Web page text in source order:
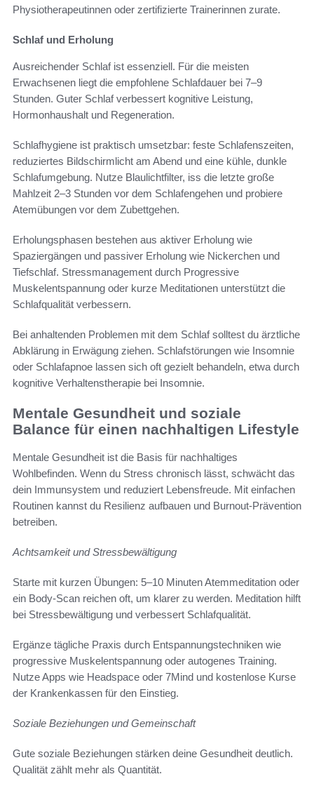
Physiotherapeutinnen oder zertifizierte Trainerinnen zurate.
Schlaf und Erholung
Ausreichender Schlaf ist essenziell. Für die meisten
Erwachsenen liegt die empfohlene Schlafdauer bei 7–9
Stunden. Guter Schlaf verbessert kognitive Leistung,
Hormonhaushalt und Regeneration.
Schlafhygiene ist praktisch umsetzbar: feste Schlafenszeiten,
reduziertes Bildschirmlicht am Abend und eine kühle, dunkle
Schlafumgebung. Nutze Blaulichtfilter, iss die letzte große
Mahlzeit 2–3 Stunden vor dem Schlafengehen und probiere
Atemübungen vor dem Zubettgehen.
Erholungsphasen bestehen aus aktiver Erholung wie
Spaziergängen und passiver Erholung wie Nickerchen und
Tiefschlaf. Stressmanagement durch Progressive
Muskelentspannung oder kurze Meditationen unterstützt die
Schlafqualität verbessern.
Bei anhaltenden Problemen mit dem Schlaf solltest du ärztliche
Abklärung in Erwägung ziehen. Schlafstörungen wie Insomnie
oder Schlafapnoe lassen sich oft gezielt behandeln, etwa durch
kognitive Verhaltenstherapie bei Insomnie.
Mentale Gesundheit und soziale
Balance für einen nachhaltigen Lifestyle
Mentale Gesundheit ist die Basis für nachhaltiges
Wohlbefinden. Wenn du Stress chronisch lässt, schwächt das
dein Immunsystem und reduziert Lebensfreude. Mit einfachen
Routinen kannst du Resilienz aufbauen und Burnout-Prävention
betreiben.
Achtsamkeit und Stressbewältigung
Starte mit kurzen Übungen: 5–10 Minuten Atemmeditation oder
ein Body-Scan reichen oft, um klarer zu werden. Meditation hilft
bei Stressbewältigung und verbessert Schlafqualität.
Ergänze tägliche Praxis durch Entspannungstechniken wie
progressive Muskelentspannung oder autogenes Training.
Nutze Apps wie Headspace oder 7Mind und kostenlose Kurse
der Krankenkassen für den Einstieg.
Soziale Beziehungen und Gemeinschaft
Gute soziale Beziehungen stärken deine Gesundheit deutlich.
Qualität zählt mehr als Quantität.